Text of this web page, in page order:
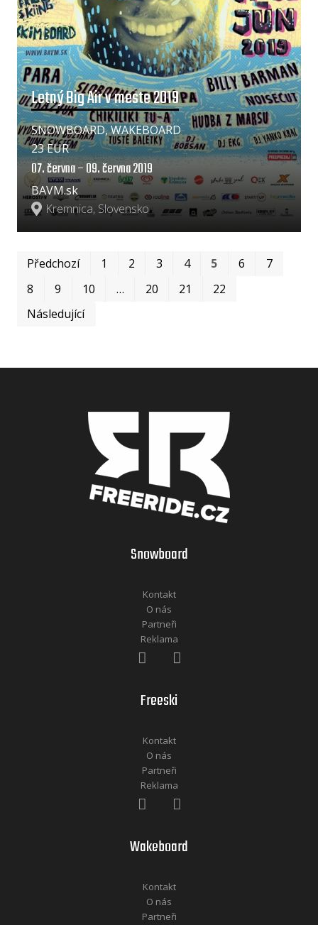
Letný Big Air v meste 2019
Kremnica, Slovensko
BAVM.sk
07. června – 09. června 2019
23 EUR
SNOWBOARD, WAKEBOARD
Předchozí 1 2 3 4 5 6
7
8
9 10 … 20 21
22
Následující
Snowboard
Kontakt
O nás
Partneři
Reklama
Freeski
Kontakt
O nás
Partneři
Reklama
Wakeboard
Kontakt
O nás
Partneři